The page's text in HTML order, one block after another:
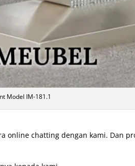
Model IM-181.1
online chatting dengan kami. Dan